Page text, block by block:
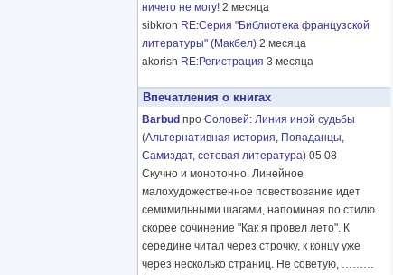
ничего не могу! 2 месяца
sibkron RE:Серия "Библиотека французской
литературы" (Макбел) 2 месяца
akorish RE:Регистрация 3 месяца
Впечатления о книгах
Barbud про Соловей: Линия иной судьбы
(Альтернативная история, Попаданцы,
Самиздат, сетевая литература) 05 08
Скучно и монотонно. Линейное
малохудожественное повествование идет
семимильными шагами, напоминая по стилю
скорее сочинение "Как я провел лето". К
середине читал через строчку, к концу уже
через несколько страниц. Не советую, ………